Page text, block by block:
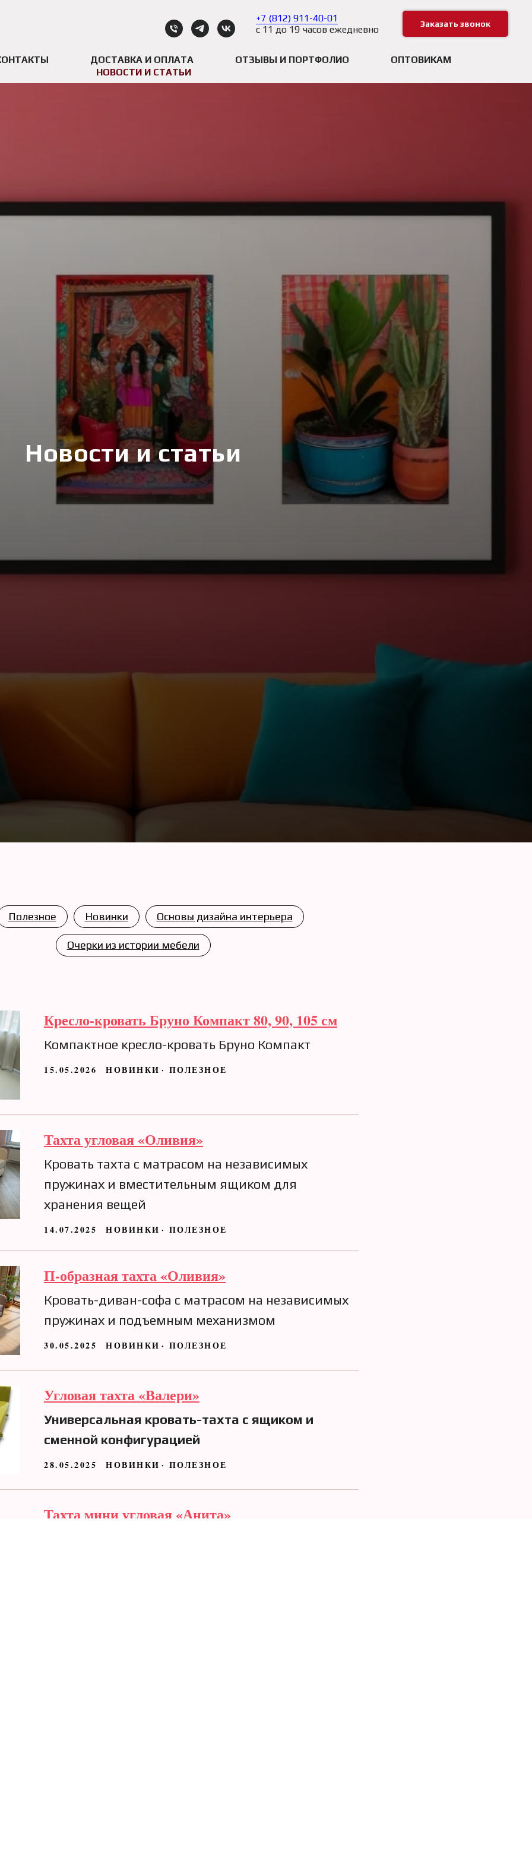
+7 (812) 911-40-01
с 11 до 19 часов ежедневно
Заказать звонок
ДОСТАВКА И ОПЛАТА ОТЗЫВЫ И ПОРТФОЛИО
ОПТОВИКАМ
НОВОСТИ И СТАТЬИ
Новости и статьи
Полезное Новинки Основы дизайна интерьера
Очерки из истории мебели
Кресло-кровать Бруно Компакт 80, 90, 105 см
Компактное кресло-кровать Бруно Компакт
15.05.2026 НОВИНКИ ПОЛЕЗНОЕ
Тахта угловая «Оливия»
Кровать тахта с матрасом на независимых
пружинах и вместительным ящиком для
хранения вещей
14.07.2025 НОВИНКИ ПОЛЕЗНОЕ
П-образная тахта «Оливия»
Кровать-диван-софа с матрасом на независимых
пружинах и подъемным механизмом
30.05.2025 НОВИНКИ ПОЛЕЗНОЕ
Угловая тахта «Валери»
Универсальная кровать-тахта с ящиком и
сменной конфигурацией
28.05.2025 НОВИНКИ ПОЛЕЗНОЕ
Тахта мини угловая «Анита»